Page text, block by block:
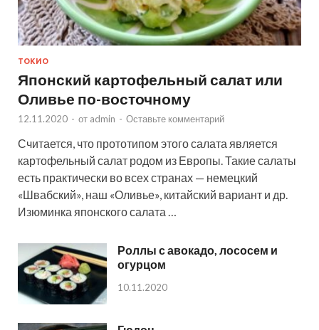
ТОКИО
Японский картофельный салат или
Оливье по-восточному
12.11.2020 - от admin - Оставьте комментарий
Считается, что прототипом этого салата является
картофельный салат родом из Европы. Такие салаты
есть практически во всех странах — немецкий
«Швабский», наш «Оливье», китайский вариант и др.
Изюминка японского салата …
Роллы с авокадо, лососем и
огурцом
10.11.2020